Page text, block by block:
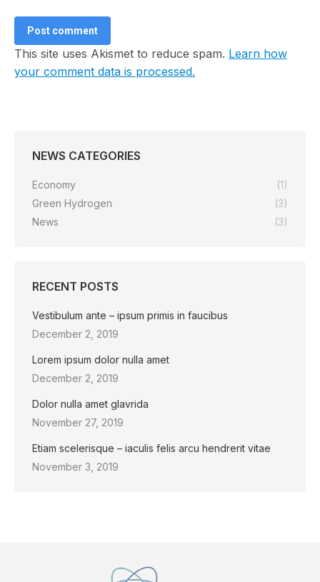
Post comment
This site uses Akismet to reduce spam. Learn how
your comment data is processed.
NEWS CATEGORIES
Economy
(1)
Green Hydrogen
(3)
News
(3)
RECENT POSTS
Vestibulum ante – ipsum primis in faucibus
December 2, 2019
Lorem ipsum dolor nulla amet
December 2, 2019
Dolor nulla amet glavrida
November 27, 2019
Etiam scelerisque – iaculis felis arcu hendrerit vitae
November 3, 2019